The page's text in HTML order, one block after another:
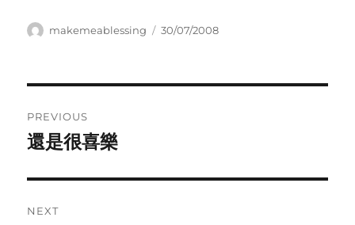
Author
makemeablessing
Posted
30/07/2008
navigation
PREVIOUS
Previous
還是很喜樂
NEXT